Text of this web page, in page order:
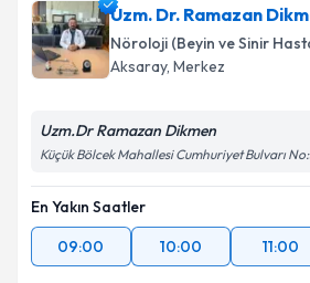
için bir takvim hazırlandığında e-
bilgilendireceğiz.
E-posta Adresiniz
Kişisel verilerimin
Metni
kapsamda işlenmesini kabul
Uzm. Dr. Ramazan
Nöroloji (Beyin ve Sinir
Aksaray, Merkez
Uzm.Dr Ramazan Dikmen
Küçük Bölcek Mahallesi Cumhuriyet Bulvarı
En Yakın Saatler
09:00
10:00 11:00